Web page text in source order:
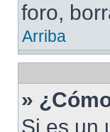
foro,
Arriba
»
Si es un